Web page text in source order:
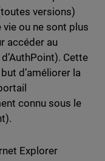
versions)
ou ne sont plus
accéder au
Cette
d’améliorer la
connu sous le
Explorer